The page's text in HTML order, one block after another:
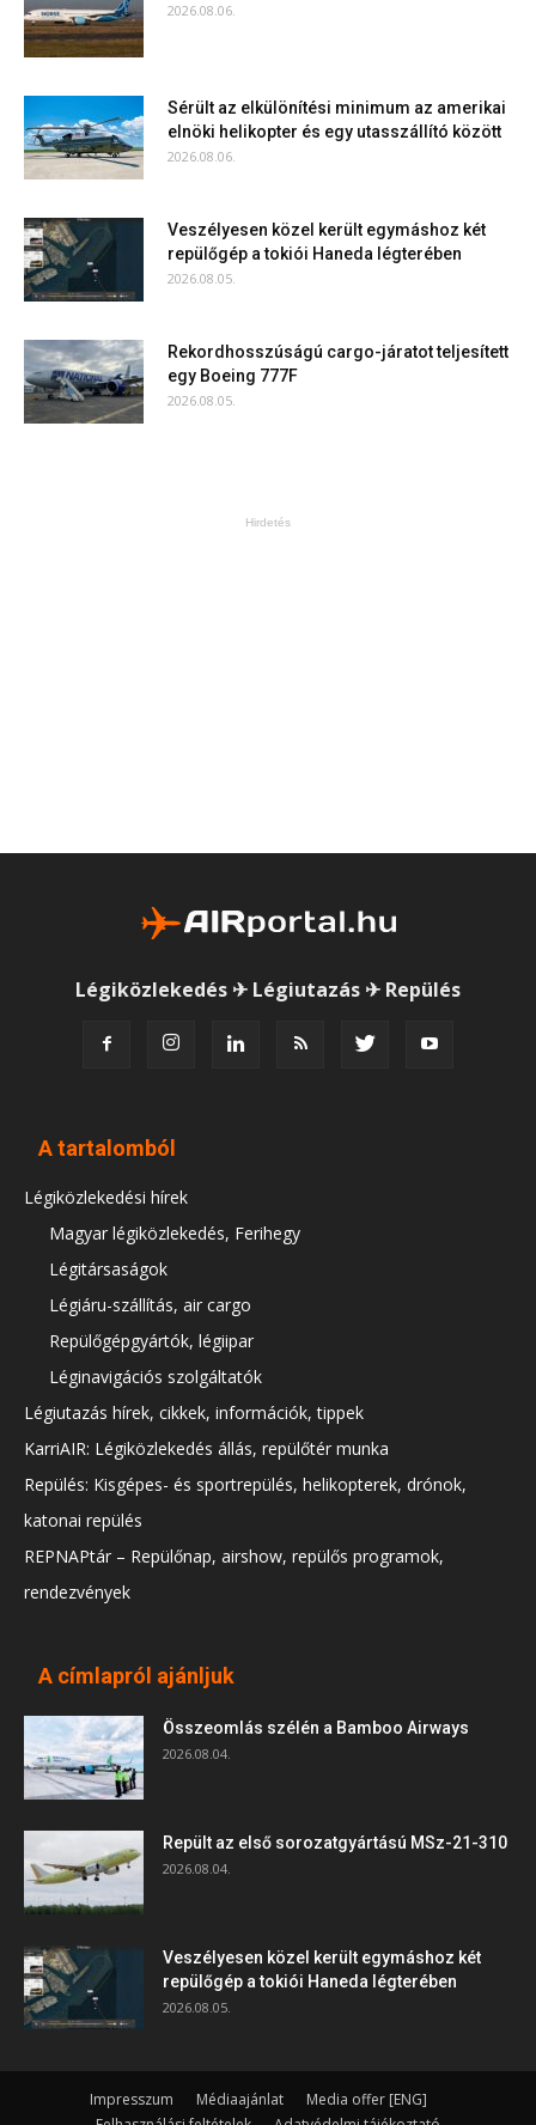
2026.08.06.
Sérült az elkülönítési minimum az amerikai
elnöki helikopter és egy utasszállító között
2026.08.06.
Veszélyesen közel került egymáshoz két
repülőgép a tokiói Haneda légterében
2026.08.05.
Rekordhosszúságú cargo-járatot teljesített
egy Boeing 777F
2026.08.05.
Hirdetés
Légiközlekedés ✈ Légiutazás ✈ Repülés
A tartalomból
Légiközlekedési hírek
Magyar légiközlekedés, Ferihegy
Légitársaságok
Légiáru-szállítás, air cargo
Repülőgépgyártók, légiipar
Léginavigációs szolgáltatók
Légiutazás hírek, cikkek, információk, tippek
KarriAIR: Légiközlekedés állás, repülőtér munka
Repülés: Kisgépes- és sportrepülés, helikopterek, drónok,
katonai repülés
REPNAPtár – Repülőnap, airshow, repülős programok,
rendezvények
A címlapról ajánljuk
Összeomlás szélén a Bamboo Airways
2026.08.04.
Repült az első sorozatgyártású MSz-21-310
2026.08.04.
Veszélyesen közel került egymáshoz két
repülőgép a tokiói Haneda légterében
2026.08.05.
Impresszum Médiaajánlat
Media offer [ENG]